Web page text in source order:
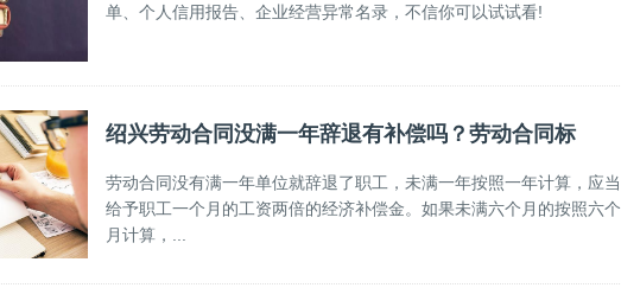
单、个人信用报告、企业经营异常名录，不信你可以试试看!
绍兴劳动合同没满一年辞退有补偿吗？劳动合同标
劳动合同没有满一年单位就辞退了职工，未满一年按照一年计算，应当
给予职工一个月的工资两倍的经济补偿金。如果未满六个月的按照六个
月计算，...